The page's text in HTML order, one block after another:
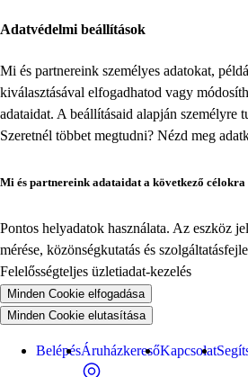
Adatvédelmi beállítások
Mi és partnereink személyes adatokat,
kiválasztásával elfogadhatod vagy
adataidat. A beállításaid alapján személyre
Szeretnél többet megtudni? Nézd meg
Mi és partnereink adataidat a következő
Pontos helyadatok használata. Az eszköz
mérése, közönségkutatás és
Felelősségteljes üzletiadat-kezelés
Minden Cookie elfogadása
Minden Cookie elutasítása
BelépésÁruházkeresőKapcsolat